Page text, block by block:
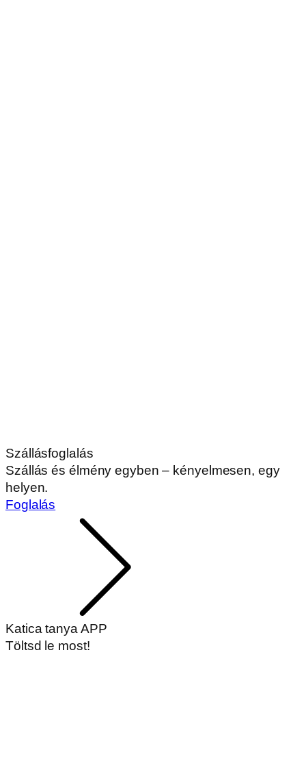
Szállásfoglalás
Szállás és élmény egyben – kényelmesen, egy
helyen.
Foglalás
Katica tanya APP
Töltsd le most!